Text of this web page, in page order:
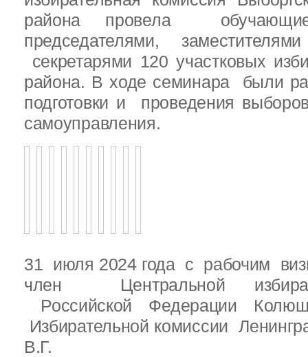
района провела
председателями,
секретарями 120 участковых
района. В ходе семинара были
подготовки и проведения
самоуправления.
31 июля 2024 года с рабочим
член Центральной
Российской Федерации
Избирательной комиссии
В.Г.